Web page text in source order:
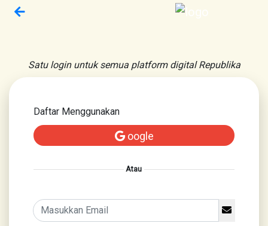
Satu login untuk semua platform digital Republika
Daftar Menggunakan
oogle
Atau